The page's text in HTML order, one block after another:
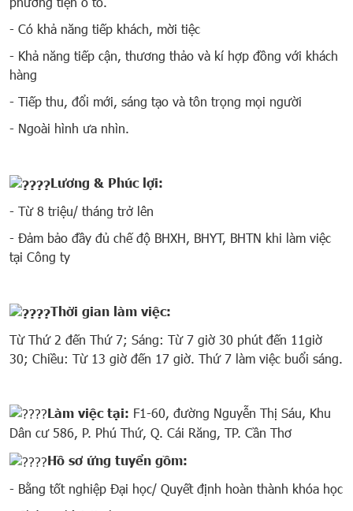
- Có khả năng tiếp khách, mời tiệc
- Khả năng tiếp cận, thương thảo và kí hợp đồng với khách
hàng
- Tiếp thu, đổi mới, sáng tạo và tôn trọng mọi người
- Ngoài hình ưa nhìn.
Lương & Phúc lợi:
- Từ 8 triệu/ tháng trở lên
- Đảm bảo đầy đủ chế độ BHXH, BHYT, BHTN khi làm việc
tại Công ty
Thời gian làm việc:
Từ Thứ 2 đến Thứ 7; Sáng: Từ 7 giờ 30 phút đến 11giờ
30; Chiều: Từ 13 giờ đến 17 giờ. Thứ 7 làm việc buổi sáng.
Làm việc tại: F1-60, đường Nguyễn Thị Sáu, Khu
Dân cư 586, P. Phú Thứ, Q. Cái Răng, TP. Cần Thơ
Hồ sơ ứng tuyển gồm:
- Bằng tốt nghiệp Đại học/ Quyết định hoàn thành khóa học